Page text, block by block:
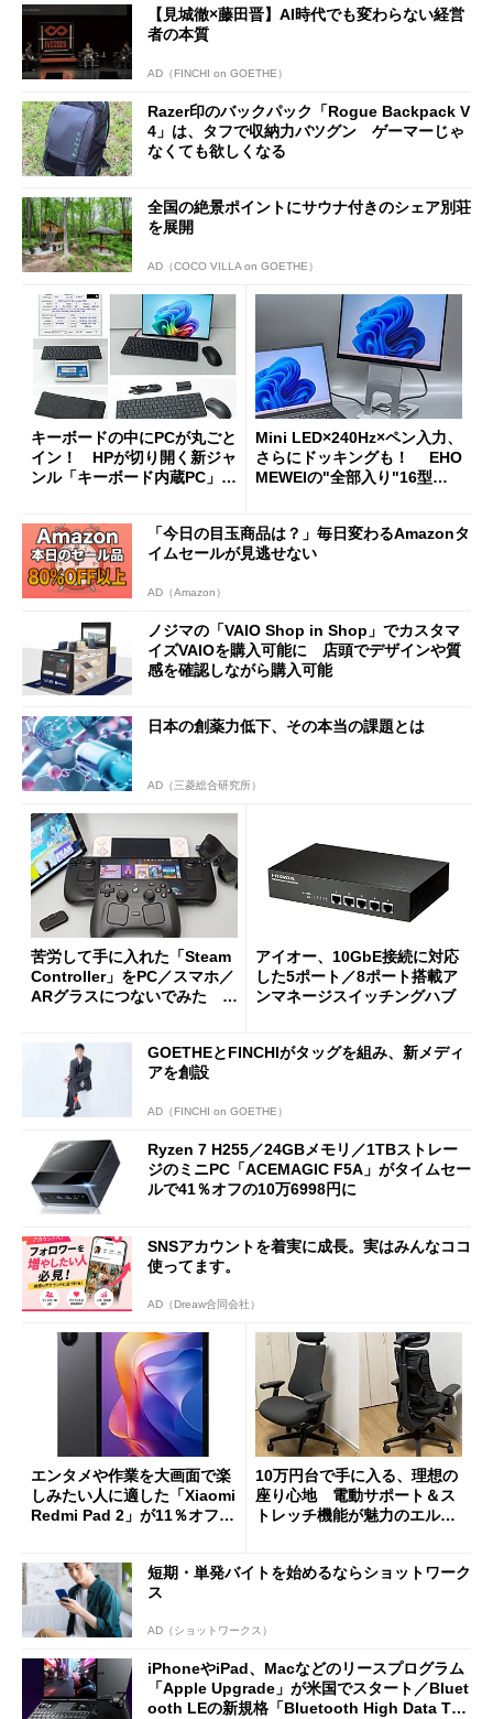
【見城徹×藤田晋】AI時代でも変わらない経営
者の本質
AD（FINCHI on GOETHE）
Razer印のバックパック「Rogue Backpack V
4」は、タフで収納力バツグン ゲーマーじゃ
なくても欲しくなる
全国の絶景ポイントにサウナ付きのシェア別荘
を展開
AD（COCO VILLA on GOETHE）
キーボードの中にPCが丸ごと
イン！ HPが切り開く新ジャ
ンル「キーボード内蔵PC」の
Mini LED×240Hz×ペン入力、
さらにドッキングも！ EHO
MEWEIの"全部入り"16型モ
「今日の目玉商品は？」毎日変わるAmazonタ
イムセールが見逃せない
AD（Amazon）
ノジマの「VAIO Shop in Shop」でカスタマ
イズVAIOを購入可能に 店頭でデザインや質
感を確認しながら購入可能
日本の創薬力低下、その本当の課題とは
AD（三菱総合研究所）
苦労して手に入れた「Steam
Controller」をPC／スマホ／
ARグラスにつないでみた ゲ
アイオー、10GbE接続に対応
した5ポート／8ポート搭載ア
ンマネージスイッチングハブ
GOETHEとFINCHIがタッグを組み、新メディ
アを創設
AD（FINCHI on GOETHE）
Ryzen 7 H255／24GBメモリ／1TBストレー
ジのミニPC「ACEMAGIC F5A」がタイムセー
ルで41％オフの10万6998円に
SNSアカウントを着実に成長。実はみんなココ
使ってます。
AD（Dreaw合同会社）
エンタメや作業を大画面で楽
しみたい人に適した「Xiaomi
Redmi Pad 2」が11％オフの
10万円台で手に入る、理想の
座り心地 電動サポート＆ス
トレッチ機能が魅力のエルゴ
短期・単発バイトを始めるならショットワーク
ス
AD（ショットワークス）
iPhoneやiPad、Macなどのリースプログラム
「Apple Upgrade」が米国でスタート／Bluet
ooth LEの新規格「Bluetooth High Data Thr